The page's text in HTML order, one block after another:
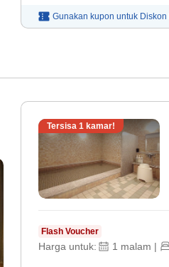
Gunakan kupon untuk Diskon
Tersisa 1 kamar!
Flash Voucher
Harga untuk: 1 malam |